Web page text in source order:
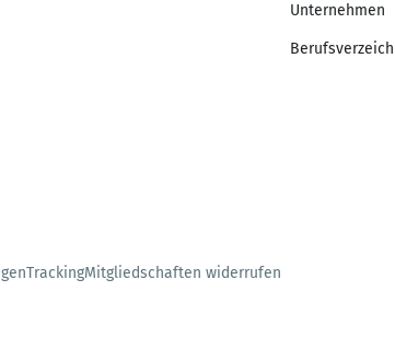
Unternehmen
TrackingMitgliedschaften widerrufen